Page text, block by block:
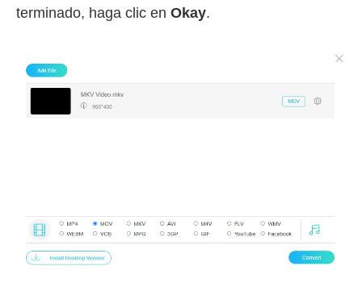
terminado, haga clic en Okay.